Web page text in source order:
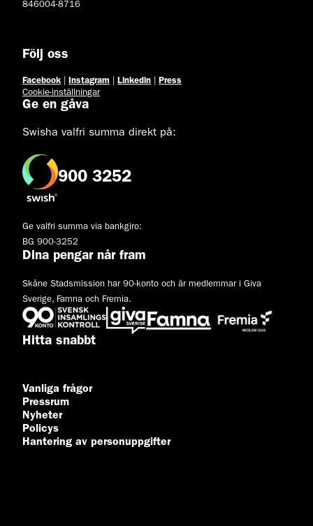
846004-8716
Följ oss
Facebook Instagram Linkedin
Press
Cookie-inställningar
Ge en gåva
Swisha valfri summa direkt på:
900 3252
Ge valfri summa via bankgiro:
BG 900-3252
Dina pengar når fram
Skåne Stadsmission har 90-konto och är medlemmar i Giva
Sverige, Famna och Fremia.
Hitta snabbt
Vanliga frågor
Pressrum
Nyheter
Policys
Hantering av personuppgifter